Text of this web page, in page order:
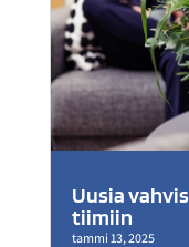
Uusia
tiimiin
tammi 13, 2025